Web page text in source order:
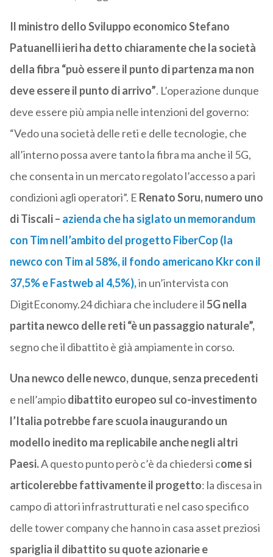
Il ministro dello Sviluppo economico Stefano
Patuanelli ieri ha detto chiaramente che la società
della fibra “può essere il punto di partenza ma non
deve essere il punto di arrivo”. L’operazione dunque
deve essere più ampia nelle intenzioni del governo:
“Vedo una società delle reti e delle tecnologie, che
all’interno possa avere tanto la fibra ma anche il 5G,
che consenta in un mercato regolato l’accesso a pari
condizioni agli operatori”. E Renato Soru, numero uno
di Tiscali – azienda che ha siglato un memorandum
con Tim nell’ambito del progetto FiberCop (la
newco con Tim al 58%, il fondo americano Kkr con il
37,5% e Fastweb al 4,5%),in un’intervista con
DigitEconomy.24 dichiara che includere il5G nella
partita newco delle reti “è un passaggio naturale”,
segno che il dibattito è già ampiamente in corso.
Una newco delle newco, dunque, senza precedenti
e nell’ampiodibattito europeo sul co-investimento
l’Italia potrebbe fare scuola inaugurando un
modello inedito ma replicabile anche negli altri
Paesi.A questo punto però c’è da chiedersi come si
articolerebbe fattivamente il progetto: la discesa in
campo di attori infrastrutturati e nel caso specifico
delle tower company che hanno in casa asset preziosi
spariglia il dibattito su quote azionarie e